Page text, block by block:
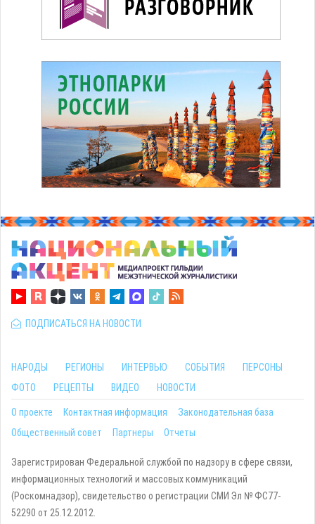
ПОДПИСАТЬСЯ НА НОВОСТИ
НАРОДЫ РЕГИОНЫ ИНТЕРВЬЮ СОБЫТИЯ
ПЕРСОНЫ
ФОТО
РЕЦЕПТЫ ВИДЕО НОВОСТИ
О проекте Контактная информация
Законодательная база
Общественный совет
Партнеры Отчеты
Зарегистрирован Федеральной службой по надзору в сфере связи,
информационных технологий и массовых коммуникаций
(Роскомнадзор), свидетельство о регистрации СМИ Эл № ФС77-
52290 от 25.12.2012.